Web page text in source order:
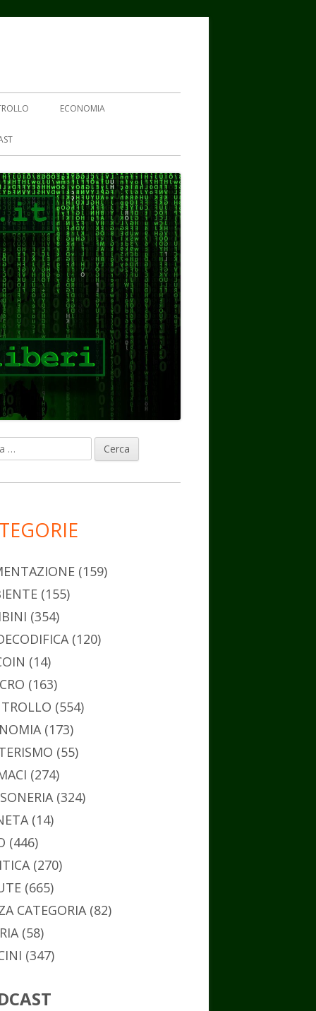
ECONOMIA
(159)
(155)
(354)
(120)
(14)
(163)
(554)
(173)
(55)
(274)
(324)
(14)
(446)
(270)
(665)
CATEGORIA(82)
(58)
(347)